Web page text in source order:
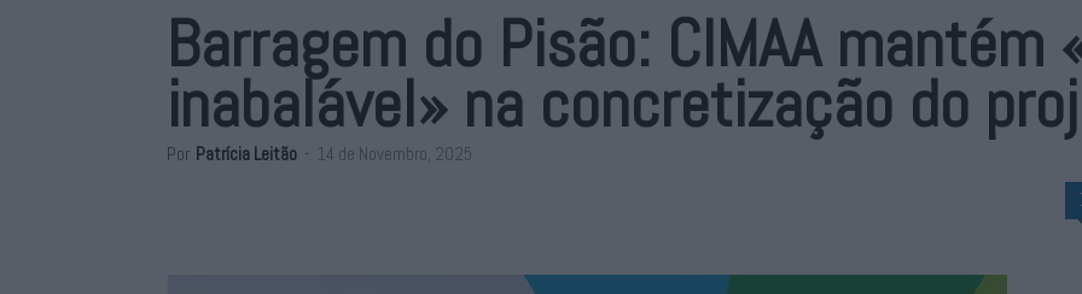
Barragem do Pisão: CIMAA mantém
inabalável» na concretização do
Por Patrícia Leitão - 14 de Novembro, 2025